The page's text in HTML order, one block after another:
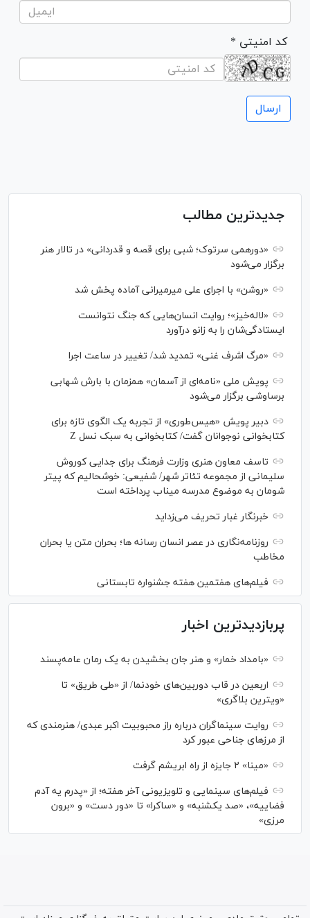
* کد امنیتی
جدیدترین مطالب
«دورهمی سرتوک؛ شبی برای قصه و قدردانی» در تالار هنر
برگزار می‌شود
«روشن» با اجرای علی میرمیرانی آماده پخش شد
«لاله‌خیز»؛ روایت انسان‌هایی که جنگ نتوانست
ایستادگی‌شان را به زانو درآورد
«مرگ اشرف غنی» تمدید شد/ تغییر در ساعت اجرا
پویش ملی «نامه‌ای از آسمان» همزمان با بارش شهابی
برساوشی برگزار می‌شود
دبیر پویش «هیس‌طوری» از تجربه یک الگوی تازه برای
کتابخوانی نوجوانان گفت/ کتابخوانی به سبک نسل Z
تاسف معاون هنری وزارت فرهنگ برای جدایی کوروش
سلیمانی از مجموعه تئاتر شهر/ شفیعی: خوشحالیم که پیتر
شومان به موضوع مدرسه میناب پرداخته است
خبرنگار غبار تحریف می‌زداید
روزنامه‌نگاری در عصر انسان رسانه ها؛ بحران متن یا بحران
مخاطب
فیلم‌های هفتمین هفته جشنواره تابستانی
پربازدیدترین اخبار
«بامداد خمار» و هنر جان بخشیدن به یک رمان عامه‌پسند
اربعین در قاب دوربین‌های خودنما/ از «طی طریق» تا
«ویترین بلاگری»
روایت سینماگران درباره راز محبوبیت اکبر عبدی/ هنرمندی که
از مرزهای جناحی عبور کرد
«مینا» ۲ جایزه از راه ابریشم گرفت
فیلم‌های سینمایی و تلویزیونی آخر هفته؛ از «پدرم یه آدم
فضاییه»، «صد یکشنبه» و «ساکرا» تا «دور دست» و «برون
مرزی»